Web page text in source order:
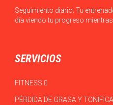
Seguimiento diario: Tu
día viendo tu progreso
SERVICIOS
FITNESS
PÉRDIDA DE GRASA Y